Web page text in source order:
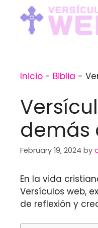
content
Inicio - Biblia -
demás
February 19, 2024 by
En la vida
Versículos web,
de reflexión y